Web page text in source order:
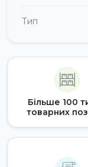
Тип
Більше 100
товарних